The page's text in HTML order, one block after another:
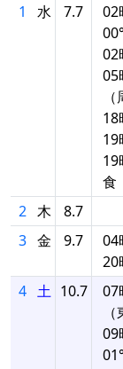
1
水 7.7 02
02
05
18
19
食
2 木
8.7
3 金 9.7
04
20
4 土 10.7 07
09